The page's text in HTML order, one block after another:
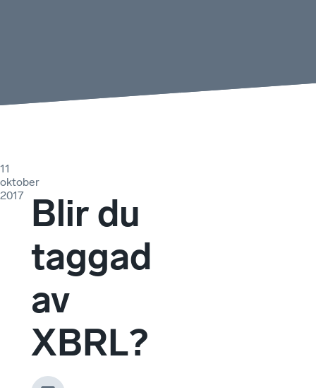
11
oktober
2017
Blir du
taggad
av
XBRL?